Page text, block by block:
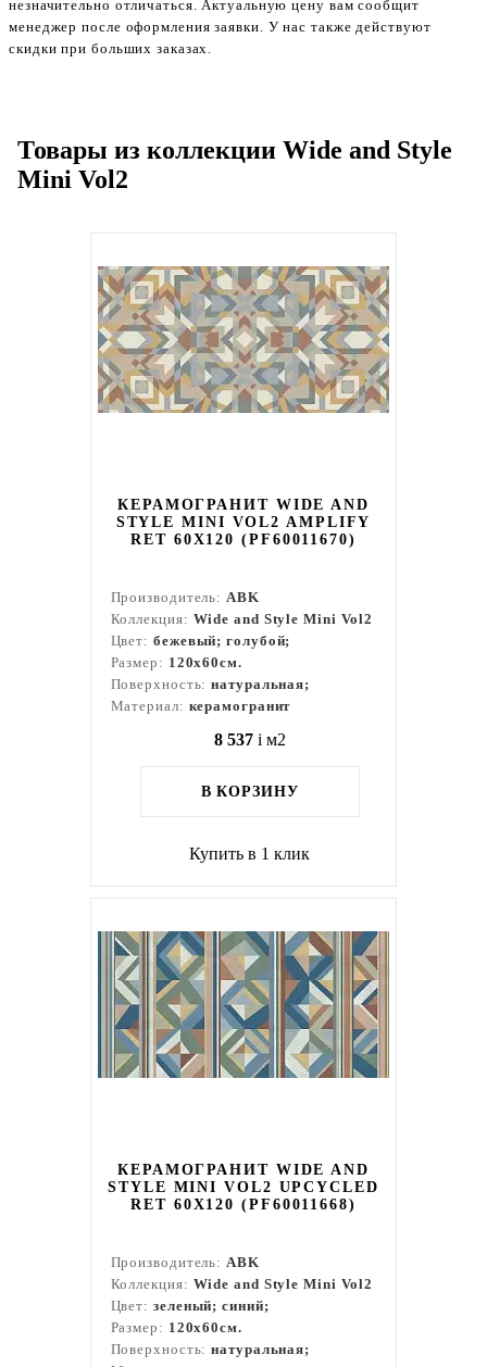
незначительно отличаться. Актуальную цену вам сообщит
менеджер после оформления заявки. У нас также действуют
скидки при больших заказах.
Товары из коллекции Wide and Style
Mini Vol2
КЕРАМОГРАНИТ WIDE AND
STYLE MINI VOL2 AMPLIFY
RET 60Х120 (PF60011670)
Производитель:ABK
Коллекция: Wide and Style Mini Vol2
Цвет: бежевый; голубой;
Размер: 120x60см.
Поверхность:натуральная;
Материал: керамогранит
8 537 i м2
В КОРЗИНУ
Купить в 1 клик
КЕРАМОГРАНИТ WIDE AND
STYLE MINI VOL2 UPCYCLED
RET 60Х120 (PF60011668)
Производитель:ABK
Коллекция: Wide and Style Mini Vol2
Цвет: зеленый; синий;
Размер: 120x60см.
Поверхность:натуральная;